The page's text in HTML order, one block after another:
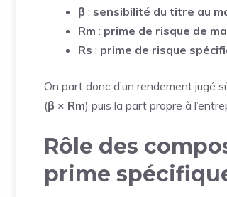
β : sensibilité du titre au
Rm : prime de risque de
Rs : prime de risque
On part donc d’un rendement jugé
(β × Rm) puis la part propre à
Rôle des
prime